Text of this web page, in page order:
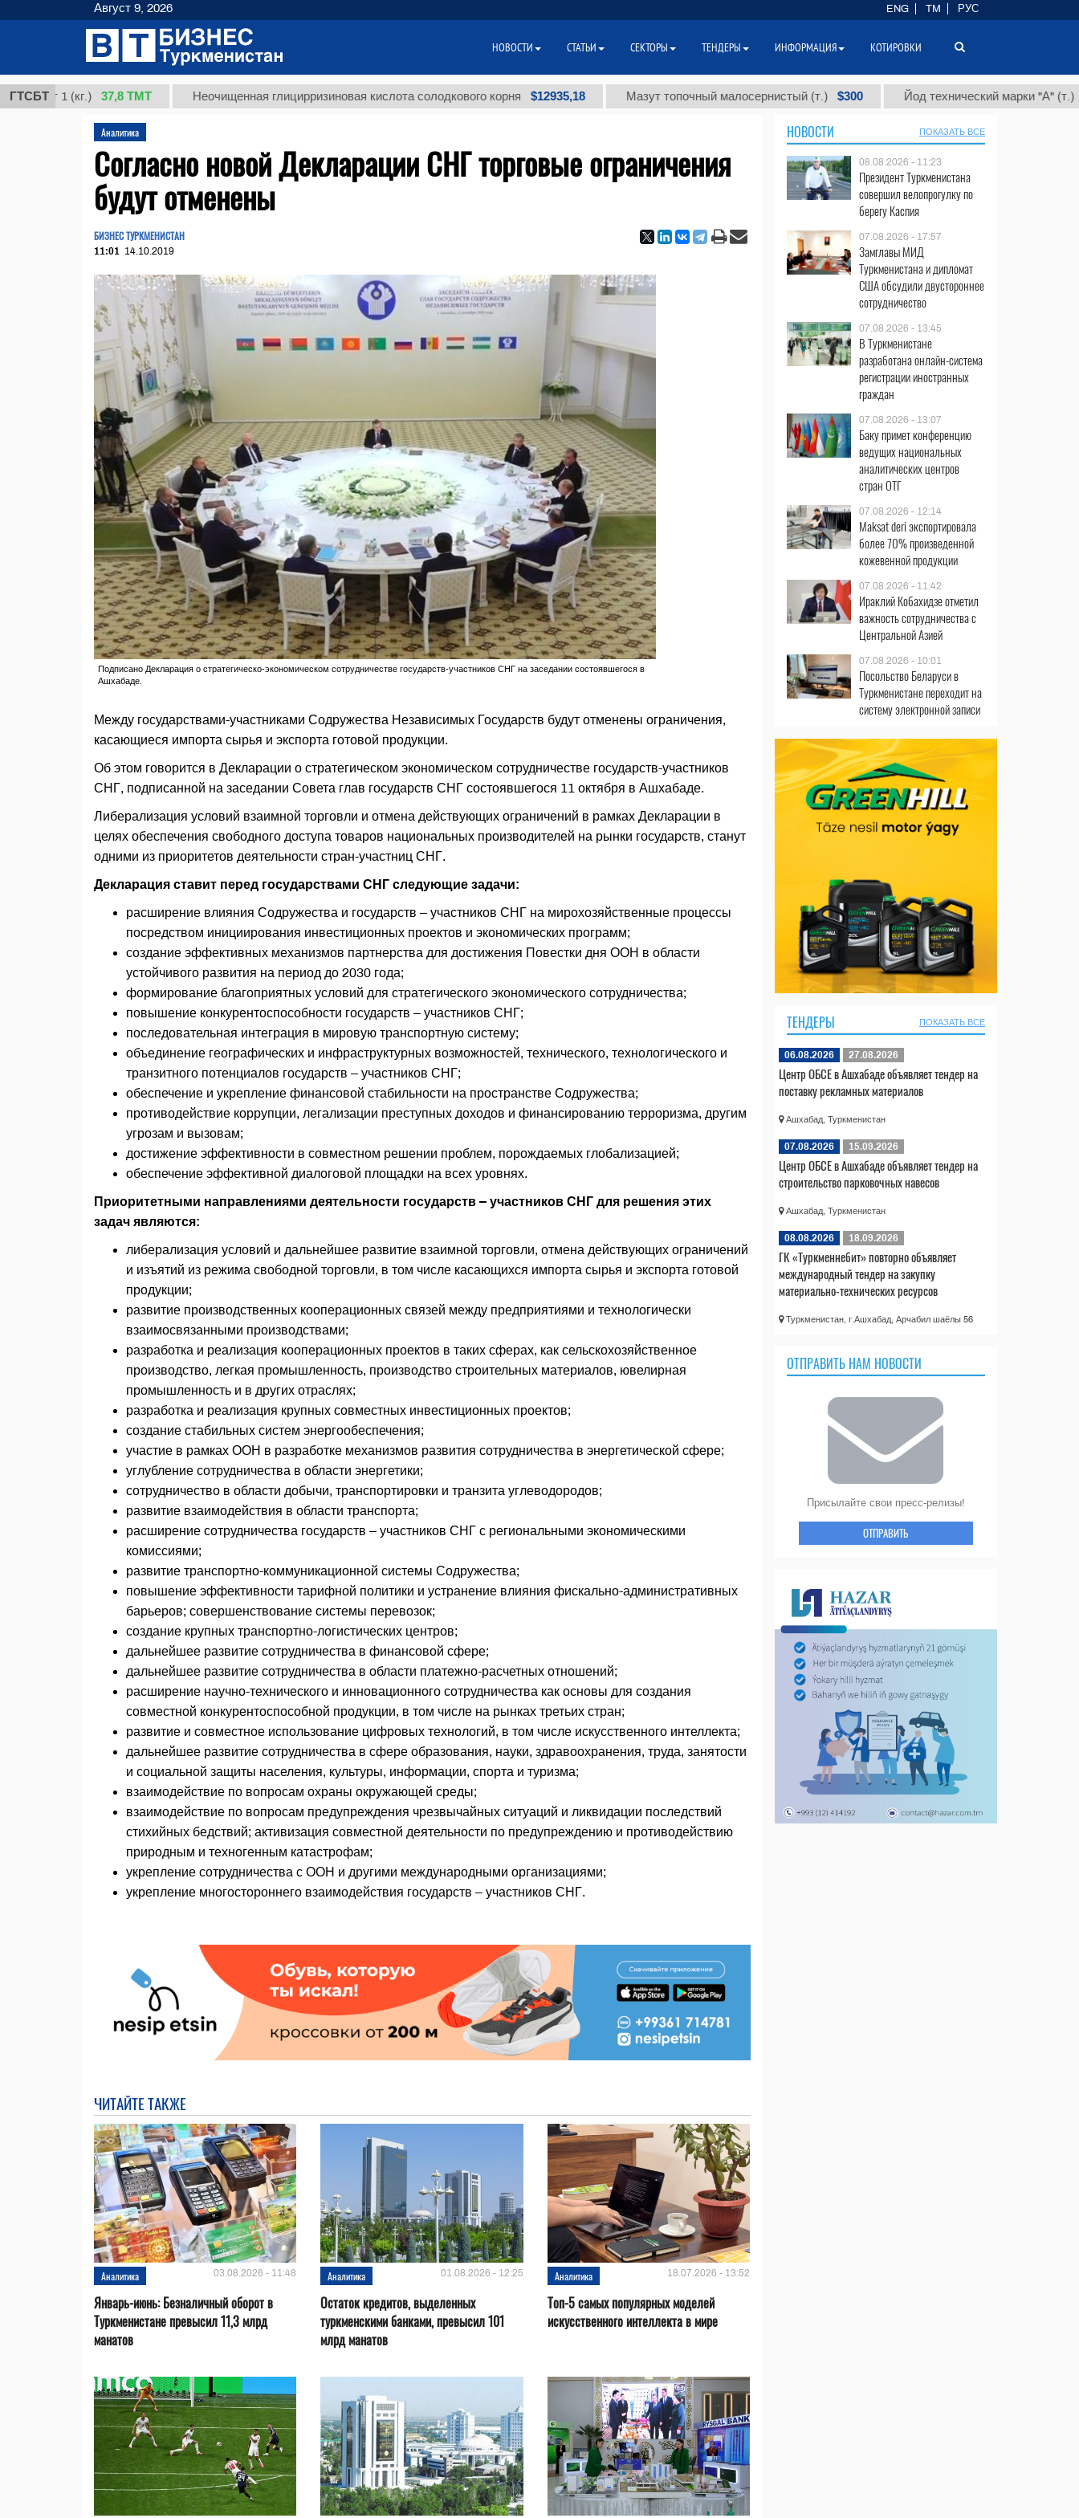
ГТСБТ
1 (кг.) 37,8 ТМТ Неочищенная глицирризиновая кислота солодкового корня $12935,18 Мазут топочный малосернистый (т.) $300 Йод технический марки "А" (т.) $86 000
Аналитика
Согласно новой Декларации СНГ торговые ограничения
будут отменены
БИЗНЕС ТУРКМЕНИСТАН
11:01 14.10.2019
Подписано Декларация о стратегическо-экономическом сотрудничестве государств-участников СНГ на заседании состоявшегося в
Ашхабаде.
Между государствами-участниками Содружества Независимых Государств будут отменены ограничения,
касающиеся импорта сырья и экспорта готовой продукции.
Об этом говорится в Декларации о стратегическом экономическом сотрудничестве государств-участников
СНГ, подписанной на заседании Совета глав государств СНГ состоявшегося 11 октября в Ашхабаде.
Либерализация условий взаимной торговли и отмена действующих ограничений в рамках Декларации в
целях обеспечения свободного доступа товаров национальных производителей на рынки государств, станут
одними из приоритетов деятельности стран-участниц СНГ.
Декларация ставит перед государствами СНГ следующие задачи:
расширение влияния Содружества и государств – участников СНГ на мирохозяйственные процессы
посредством инициирования инвестиционных проектов и экономических программ;
создание эффективных механизмов партнерства для достижения Повестки дня ООН в области
устойчивого развития на период до 2030 года;
формирование благоприятных условий для стратегического экономического сотрудничества;
повышение конкурентоспособности государств – участников СНГ;
последовательная интеграция в мировую транспортную систему;
объединение географических и инфраструктурных возможностей, технического, технологического и
транзитного потенциалов государств – участников СНГ;
обеспечение и укрепление финансовой стабильности на пространстве Содружества;
противодействие коррупции, легализации преступных доходов и финансированию терроризма, другим
угрозам и вызовам;
достижение эффективности в совместном решении проблем, порождаемых глобализацией;
обеспечение эффективной диалоговой площадки на всех уровнях.
Приоритетными направлениями деятельности государств – участников СНГ для решения этих
задач являются:
либерализация условий и дальнейшее развитие взаимной торговли, отмена действующих ограничений
и изъятий из режима свободной торговли, в том числе касающихся импорта сырья и экспорта готовой
продукции;
развитие производственных кооперационных связей между предприятиями и технологически
взаимосвязанными производствами;
разработка и реализация кооперационных проектов в таких сферах, как сельскохозяйственное
производство, легкая промышленность, производство строительных материалов, ювелирная
промышленность и в других отраслях;
разработка и реализация крупных совместных инвестиционных проектов;
создание стабильных систем энергообеспечения;
участие в рамках ООН в разработке механизмов развития сотрудничества в энергетической сфере;
углубление сотрудничества в области энергетики;
сотрудничество в области добычи, транспортировки и транзита углеводородов;
развитие взаимодействия в области транспорта;
расширение сотрудничества государств – участников СНГ с региональными экономическими
комиссиями;
развитие транспортно-коммуникационной системы Содружества;
повышение эффективности тарифной политики и устранение влияния фискально-административных
барьеров; совершенствование системы перевозок;
создание крупных транспортно-логистических центров;
дальнейшее развитие сотрудничества в финансовой сфере;
дальнейшее развитие сотрудничества в области платежно-расчетных отношений;
расширение научно-технического и инновационного сотрудничества как основы для создания
совместной конкурентоспособной продукции, в том числе на рынках третьих стран;
развитие и совместное использование цифровых технологий, в том числе искусственного интеллекта;
дальнейшее развитие сотрудничества в сфере образования, науки, здравоохранения, труда, занятости
и социальной защиты населения, культуры, информации, спорта и туризма;
взаимодействие по вопросам охраны окружающей среды;
взаимодействие по вопросам предупреждения чрезвычайных ситуаций и ликвидации последствий
стихийных бедствий; активизация совместной деятельности по предупреждению и противодействию
природным и техногенным катастрофам;
укрепление сотрудничества с ООН и другими международными организациями;
укрепление многостороннего взаимодействия государств – участников СНГ.
ЧИТАЙТЕ ТАКЖЕ
Аналитика 03.08.2026 - 11:48
Январь-июнь: Безналичный оборот в
Туркменистане превысил 11,3 млрд
манатов
Аналитика 01.08.2026 - 12:25
Остаток кредитов, выделенных
туркменскими банками, превысил 101
млрд манатов
Аналитика 18.07.2026 - 13:52
Топ-5 самых популярных моделей
искусственного интеллекта в мире
НОВОСТИ ПОКАЗАТЬ ВСЕ
08.08.2026 - 11:23
Президент Туркменистана
совершил велопрогулку по
берегу Каспия
07.08.2026 - 17:57
Замглавы МИД
Туркменистана и дипломат
США обсудили двустороннее
сотрудничество
07.08.2026 - 13:45
В Туркменистане
разработана онлайн-система
регистрации иностранных
граждан
07.08.2026 - 13:07
Баку примет конференцию
ведущих национальных
аналитических центров
стран ОТГ
07.08.2026 - 12:14
Maksat deri экспортировала
более 70% произведенной
кожевенной продукции
07.08.2026 - 11:42
Ираклий Кобахидзе отметил
важность сотрудничества с
Центральной Азией
07.08.2026 - 10:01
Посольство Беларуси в
Туркменистане переходит на
систему электронной записи
ТЕНДЕРЫ ПОКАЗАТЬ ВСЕ
06.08.2026 27.08.2026
Центр ОБСЕ в Ашхабаде объявляет тендер на
поставку рекламных материалов
Ашхабад, Туркменистан
07.08.2026 15.09.2026
Центр ОБСЕ в Ашхабаде объявляет тендер на
строительство парковочных навесов
Ашхабад, Туркменистан
08.08.2026 18.09.2026
ГК «Туркменнебит» повторно объявляет
международный тендер на закупку
материально-технических ресурсов
Туркменистан, г.Ашхабад, Арчабил шаёлы 56
ОТПРАВИТЬ НАМ НОВОСТИ
Присылайте свои пресс-релизы!
ОТПРАВИТЬ
Август 9, 2026 ENG TM РУС
НОВОСТИ СТАТЬИ СЕКТОРЫ ТЕНДЕРЫ ИНФОРМАЦИЯ КОТИРОВКИ